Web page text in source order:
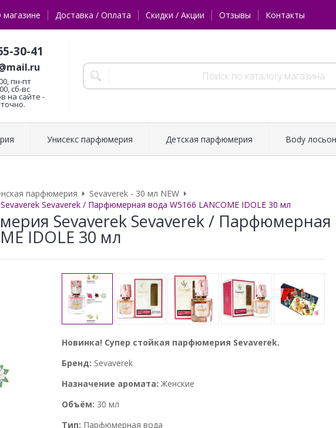
магазине Доставка / Оплата Скидки / Акции Отзывы Контакты
30-41
пн-пт
сб-вс
на сайте -
Унисекс парфюмерия Детская парфюмерия Body
парфюмерия
Sevaverek - 30 мл NEW
Sevaverek / Парфюмерная вода W5166 LANCOME IDOLE 30 мл
Sevaverek Sevaverek / Парфюмерная
IDOLE 30 мл
Новинка! Супер стойкая парфюмерия Sevaverek.
Бренд: Sevaverek
Назначение аромата: Женские
Объём: 30 мл
Тип: Парфюмерная вода